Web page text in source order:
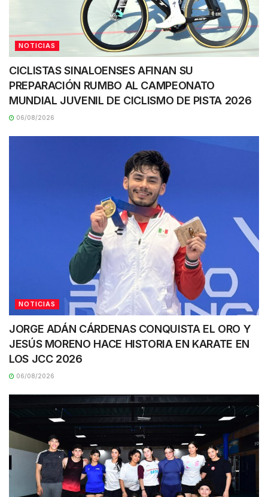
NOTICIAS
CICLISTAS SINALOENSES AFINAN SU
PREPARACIÓN RUMBO AL CAMPEONATO
MUNDIAL JUVENIL DE CICLISMO DE PISTA 2026
06/08/2026
NOTICIAS
JORGE ADÁN CÁRDENAS CONQUISTA EL ORO Y
JESÚS MORENO HACE HISTORIA EN KARATE EN
LOS JCC 2026
06/08/2026